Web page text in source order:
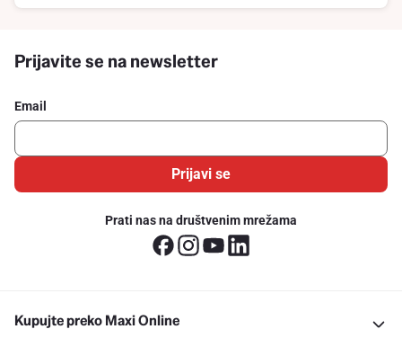
Prijavite se na newsletter
Email
Prijavi se
Prati nas na društvenim mrežama
Kupujte preko Maxi Online